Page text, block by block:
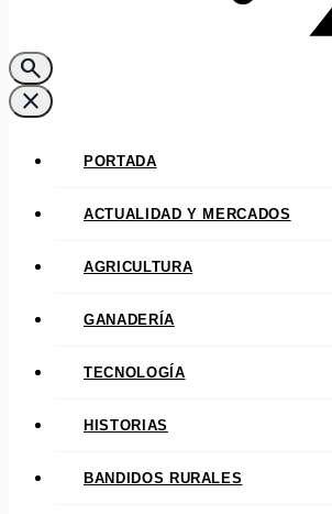
search
close
PORTADA
ACTUALIDAD Y MERCADOS
AGRICULTURA
GANADERÍA
TECNOLOGÍA
HISTORIAS
BANDIDOS RURALES